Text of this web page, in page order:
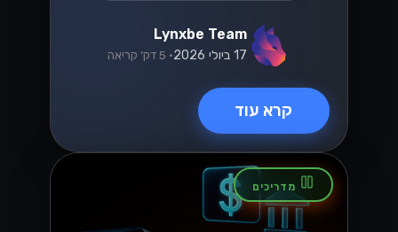
Lynxbe Team
17 ביולי 2026 • 5 דק׳ קריאה
קרא עוד
מדריכים